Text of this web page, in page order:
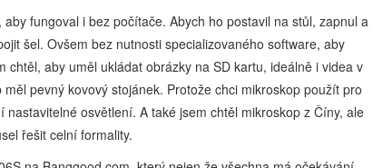
fungoval i bez počítače. Abych ho postavil na stůl, zapnul a
šel. Ovšem bez nutnosti specializovaného software, aby
chtěl, aby uměl ukládat obrázky na SD kartu, ideálně i videa v
pevný kovový stojánek. Protože chci mikroskop použít pro
osvětlení. A také jsem chtěl mikroskop z Číny, ale
řešit celní formality.